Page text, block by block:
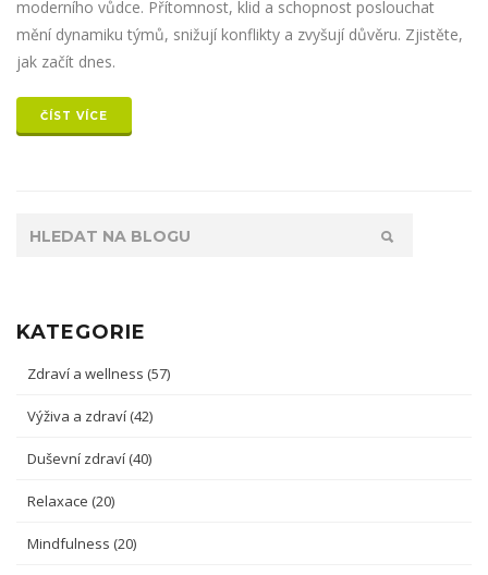
moderního vůdce. Přítomnost, klid a schopnost poslouchat
mění dynamiku týmů, snižují konflikty a zvyšují důvěru. Zjistěte,
jak začít dnes.
ČÍST VÍCE
KATEGORIE
Zdraví a wellness (57)
Výživa a zdraví (42)
Duševní zdraví (40)
Relaxace (20)
Mindfulness (20)